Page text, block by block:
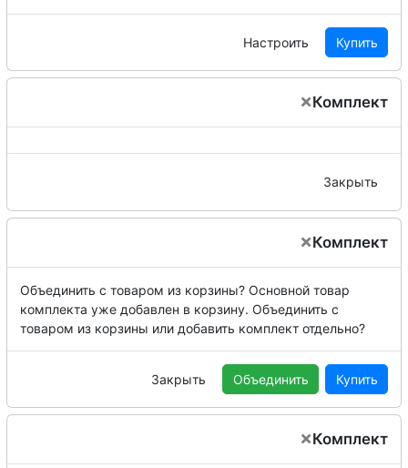
Настроить Купить
×Комплект
Закрыть
×Комплект
Объединить с товаром из корзины? Основной товар
комплекта уже добавлен в корзину. Объединить с
товаром из корзины или добавить комплект отдельно?
Закрыть Объединить Купить
×Комплект